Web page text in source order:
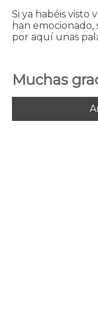
Si ya habéis visto
han
por aquí unas
Muchas